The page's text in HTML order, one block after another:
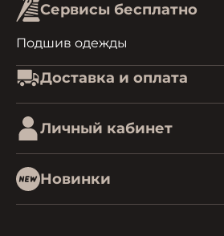
Сервисы бесплатно
Подшив одежды
Доставка и оплата
Личный кабинет
Новинки